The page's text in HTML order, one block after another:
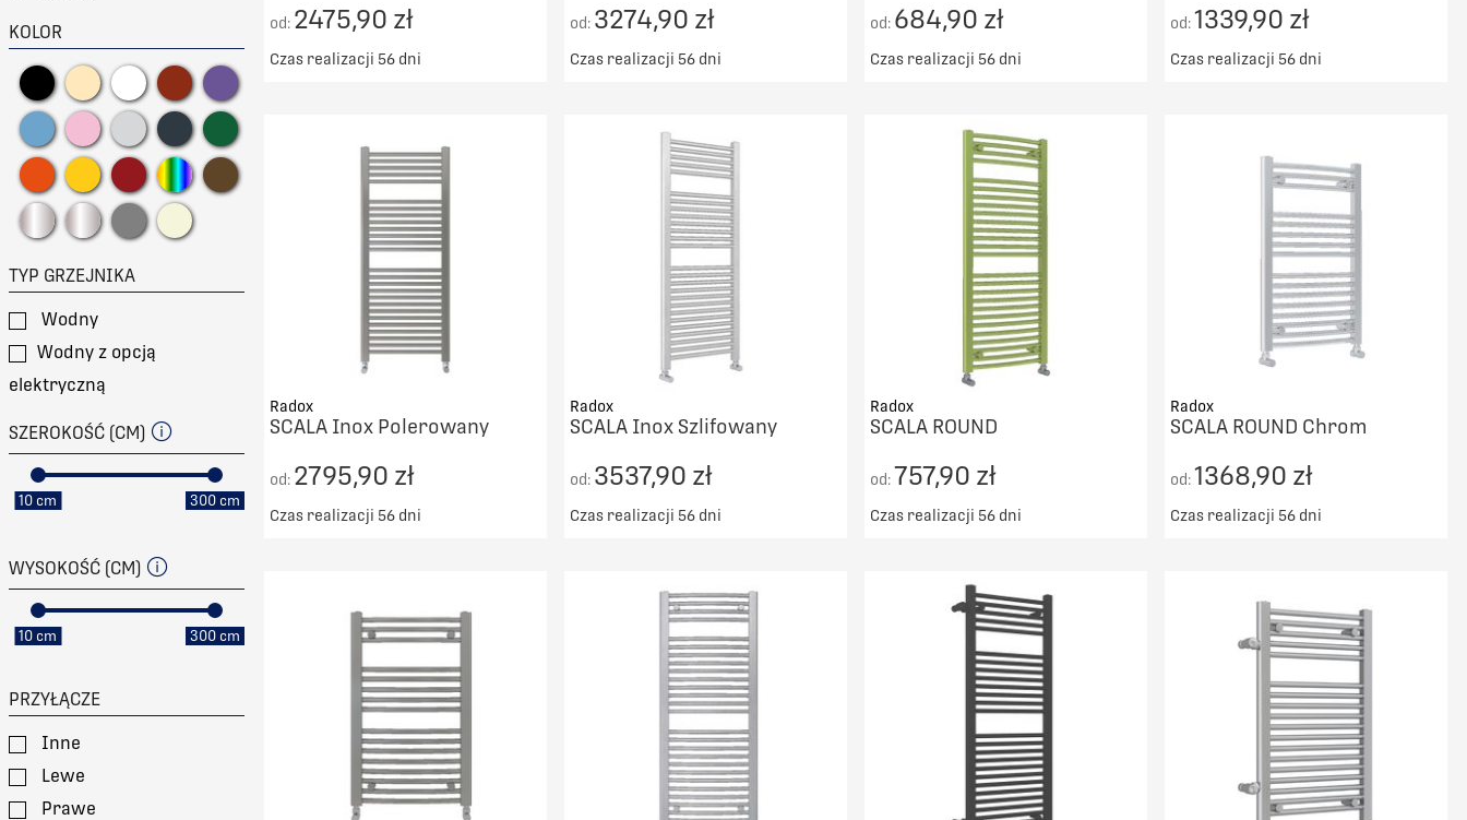
Sunerzha
KOLOR
TYP GRZEJNIKA
Wodny
Wodny z opcją
elektryczną
SZEROKOŚĆ (CM)
10 cm 300 cm
WYSOKOŚĆ (CM)
10 cm 300 cm
PRZYŁĄCZE
Inne
Lewe
Prawe
od: 2475,90 zł
Czas realizacji 56 dni
PORÓWNAJ
od: 3274,90 zł
Czas realizacji 56 dni
PORÓWNAJ
od: 684,90 zł
Czas realizacji 56 dni
DO KOSZYKA
PORÓWNAJ
od:1339,90 zł
Czas realizacji 56 dni
PORÓWNAJ
Radox
SCALA Inox Polerowany
od: 2795,90 zł
Czas realizacji 56 dni
PORÓWNAJ
Radox
SCALA Inox Szlifowany
od: 3537,90 zł
Czas realizacji 56 dni
DO KOSZYKA
Radox
SCALA ROUND
od:757,90 zł
Czas realizacji 56 dni
PORÓWNAJ
Radox
SCALA ROUND Chrom
od:1368,90 zł
Czas realizacji 56 dni
PORÓWNAJ